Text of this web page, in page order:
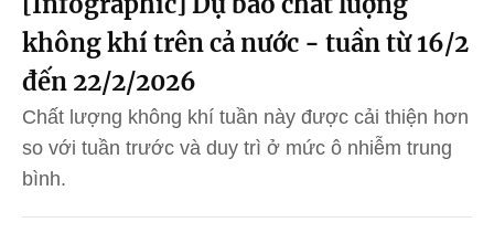
không khí trên cả nước - tuần từ 16/2
đến 22/2/2026
Chất lượng không khí tuần này được cải thiện hơn
so với tuần trước và duy trì ở mức ô nhiễm trung
bình.